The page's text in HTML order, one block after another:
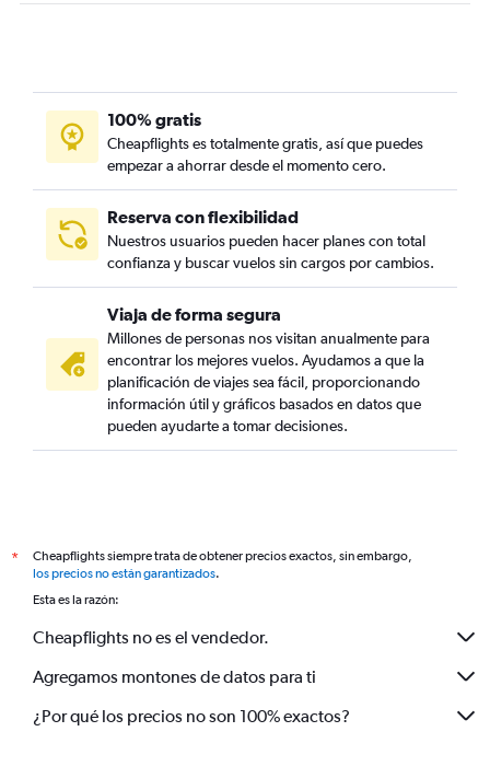
100% gratis
Cheapflights es totalmente gratis, así que puedes
empezar a ahorrar desde el momento cero.
Reserva con flexibilidad
Nuestros usuarios pueden hacer planes con total
confianza y buscar vuelos sin cargos por cambios.
Viaja de forma segura
Millones de personas nos visitan anualmente para
encontrar los mejores vuelos. Ayudamos a que la
planificación de viajes sea fácil, proporcionando
información útil y gráficos basados en datos que
pueden ayudarte a tomar decisiones.
*
Cheapflights siempre trata de obtener precios exactos, sin embargo,
los precios no están garantizados.
Esta es la razón:
Cheapflights no es el vendedor.
Agregamos montones de datos para ti
¿Por qué los precios no son 100% exactos?